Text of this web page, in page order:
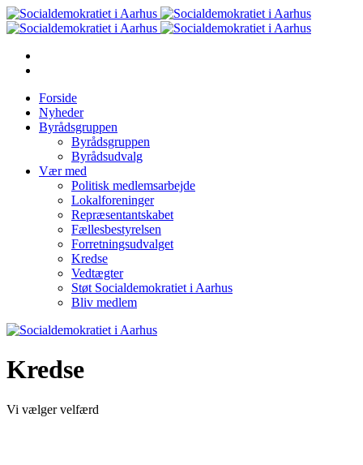
Forside
Nyheder
Byrådsgruppen
Byrådsgruppen
Byrådsudvalg
Vær med
Politisk medlemsarbejde
Lokalforeninger
Repræsentantskabet
Fællesbestyrelsen
Forretningsudvalget
Kredse
Vedtægter
Støt Socialdemokratiet i Aarhus
Bliv medlem
Kredse
Vi vælger velfærd